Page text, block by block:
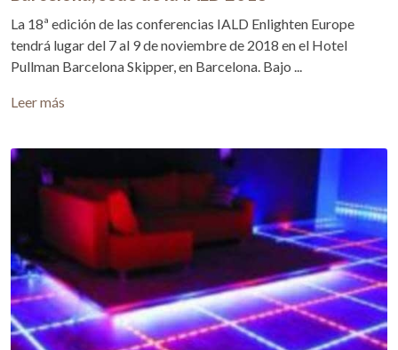
La 18ª edición de las conferencias IALD Enlighten Europe
tendrá lugar del 7 al 9 de noviembre de 2018 en el Hotel
Pullman Barcelona Skipper, en Barcelona. Bajo ...
Leer más